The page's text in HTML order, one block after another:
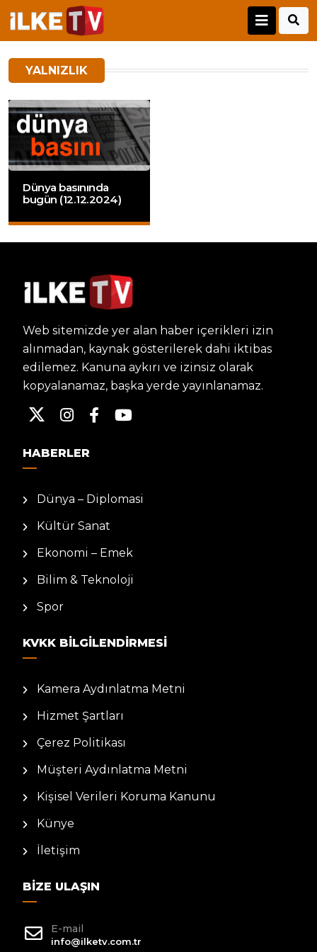
YALNIZLIK
Dünya basınında
bugün (12.12.2024)
Web sitemizde yer alan haber içerikleri izin
alınmadan, kaynak gösterilerek dahi iktibas
edilemez. Kanuna aykırı ve izinsiz olarak
kopyalanamaz, başka yerde yayınlanamaz.
HABERLER
Dünya – Diplomasi
Kültür Sanat
Ekonomi – Emek
Bilim & Teknoloji
Spor
KVKK BILGILENDIRMESI
Kamera Aydınlatma Metni
Hizmet Şartları
Çerez Politikası
Müşteri Aydınlatma Metni
Kişisel Verileri Koruma Kanunu
Künye
İletişim
BIZE ULAŞIN
E-mail
info@ilketv.com.tr